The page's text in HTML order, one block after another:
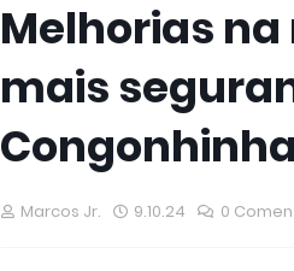
Melhorias
mais
Marcos Jr. 9.10.24 0